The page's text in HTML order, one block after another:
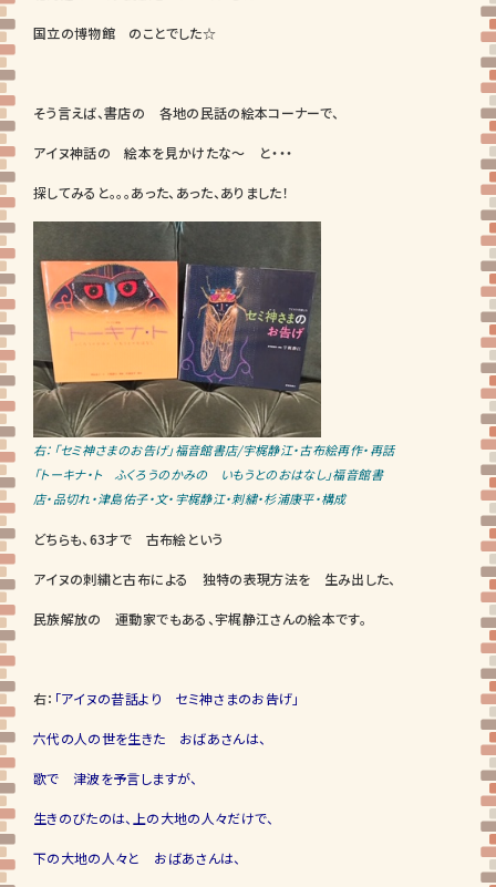
国立の博物館 のことでした☆
そう言えば、書店の 各地の民話の絵本コーナーで、
アイヌ神話の 絵本を見かけたな～ と・・・
探してみると。。。あった、あった、ありました！
右：「セミ神さまのお告げ」福音館書店/宇梶静江・古布絵再作・再話
「トーキナ・ト ふくろうのかみの いもうとのおはなし」福音館書
店・品切れ・津島佑子・文・宇梶静江・刺繍・杉浦康平・構成
どちらも、63才で 古布絵という
アイヌの刺繍と古布による 独特の表現方法を 生み出した、
民族解放の 運動家でもある、宇梶静江さんの絵本です。
右： 「アイヌの昔話より セミ神さまのお告げ」
六代の人の世を生きた おばあさんは、
歌で 津波を予言しますが、
生きのびたのは、上の大地の人々だけで、
下の大地の人々と おばあさんは、